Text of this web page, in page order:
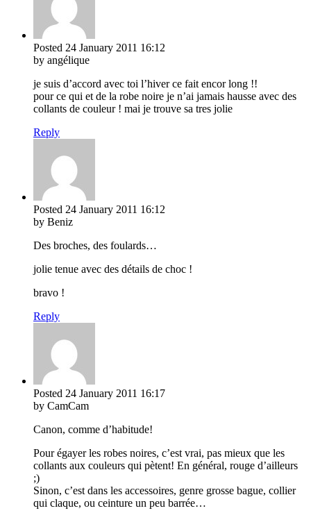
Posted 24 January 2011 16:12
by angélique
je suis d’accord avec toi l’hiver ce fait encor long !!
pour ce qui et de la robe noire je n’ai jamais hausse avec des
collants de couleur ! mai je trouve sa tres jolie
Reply
Posted 24 January 2011 16:12
by Beniz
Des broches, des foulards…
jolie tenue avec des détails de choc !
bravo !
Reply
Posted 24 January 2011 16:17
by CamCam
Canon, comme d’habitude!
Pour égayer les robes noires, c’est vrai, pas mieux que les
collants aux couleurs qui pètent! En général, rouge d’ailleurs
;)
Sinon, c’est dans les accessoires, genre grosse bague, collier
qui claque, ou ceinture un peu barrée…